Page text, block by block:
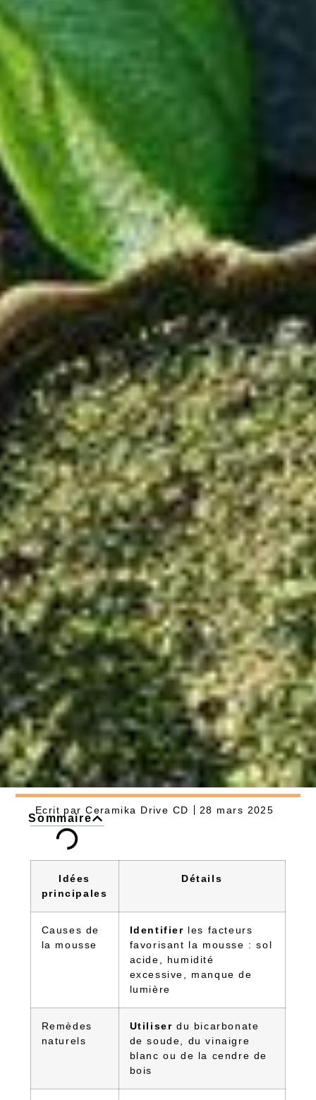
Ecrit par Ceramika Drive CD 28 mars 2025
Sommaire
Idées
principales
Détails
Causes de
la mousse
Identifier les facteurs
favorisant la mousse : sol
acide, humidité
excessive, manque de
lumière
Remèdes
naturels
Utiliser du bicarbonate
de soude, du vinaigre
blanc ou de la cendre de
bois